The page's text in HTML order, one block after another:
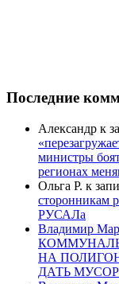
Последние
Александр к
министры
регионах
Ольга Р. к
сторонникам
РУСАЛа
Владимир
НА
ДАТЬ